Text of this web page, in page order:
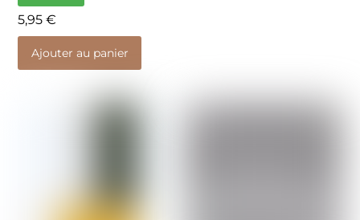
5,95€
Ajouter au panier